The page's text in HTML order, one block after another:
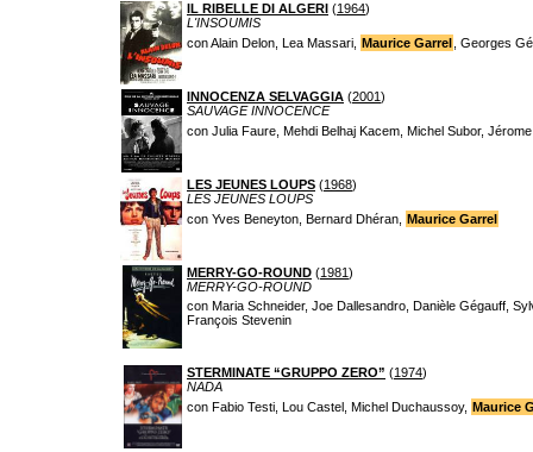
IL RIBELLE DI ALGERI (1964)
L'INSOUMIS
con Alain Delon, Lea Massari, Maurice Garrel , Georges
INNOCENZA SELVAGGIA (2001)
SAUVAGE INNOCENCE
con Julia Faure, Mehdi Belhaj Kacem, Michel Subor,
LES JEUNES LOUPS (1968)
LES JEUNES LOUPS
con Yves Beneyton, Bernard Dhéran, Maurice Garrel
MERRY-GO-ROUND (1981)
MERRY-GO-ROUND
con Maria Schneider, Joe Dallesandro, Danièle Gégauff,
François Stevenin
STERMINATE “GRUPPO ZERO” (1974)
NADA
con Fabio Testi, Lou Castel, Michel Duchaussoy, Maurice